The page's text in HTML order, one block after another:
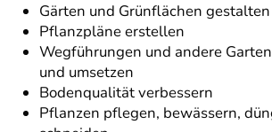
Gärten und Grünflächen gestalten
Pflanzpläne erstellen
Wegführungen und andere
und umsetzen
Bodenqualität verbessern
Pflanzen pflegen, bewässern,